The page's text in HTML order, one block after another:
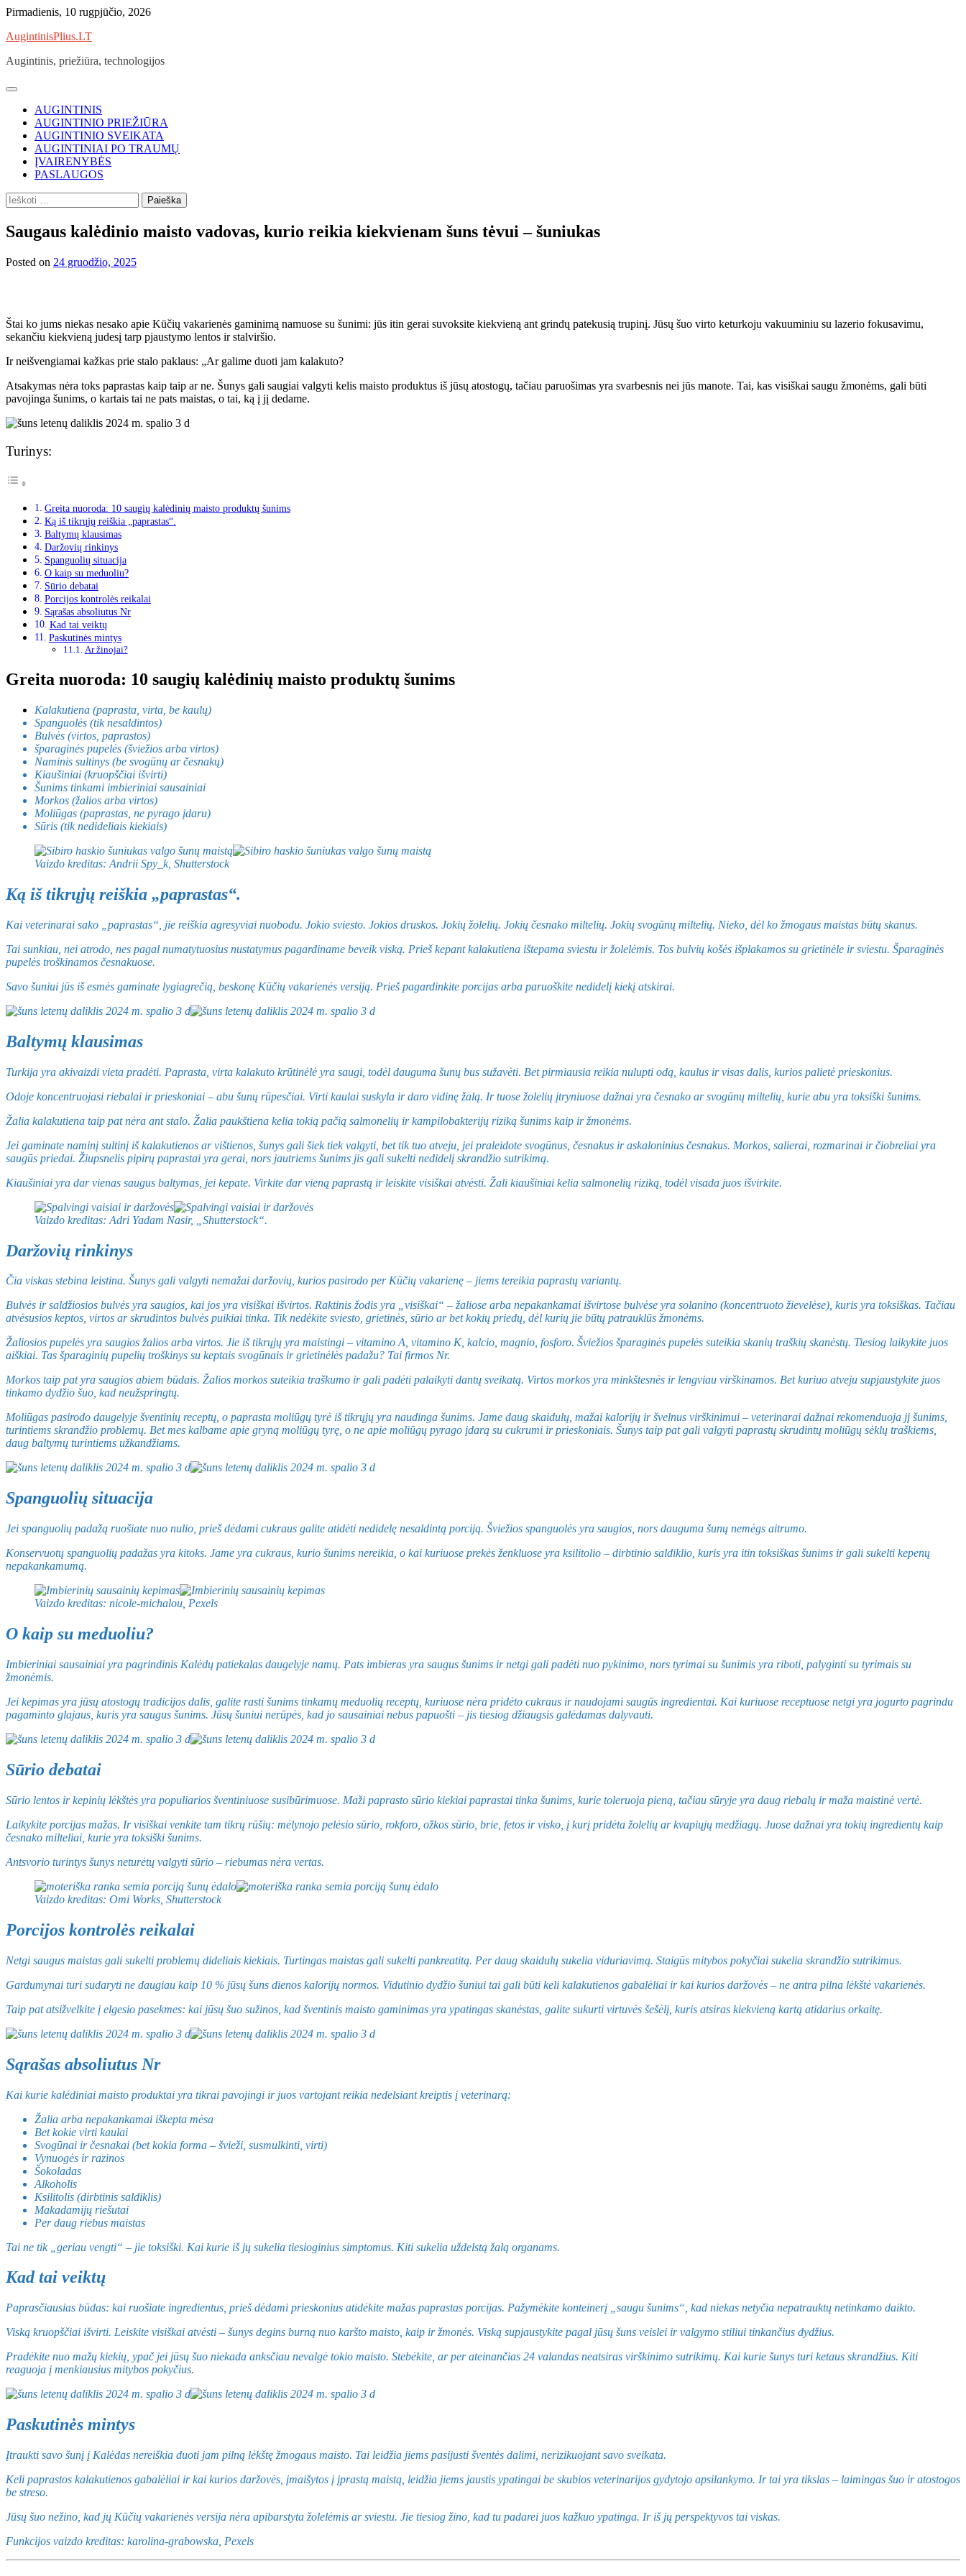
Skip
content
Pirmadienis, 10 rugpjūčio, 2026
AugintinisPlius.LT
Augintinis, priežiūra, technologijos
AUGINTINIS
AUGINTINIO PRIEŽIŪRA
AUGINTINIO SVEIKATA
AUGINTINIAI PO TRAUMŲ
ĮVAIRENYBĖS
PASLAUGOS
Ieškoti:
Saugaus kalėdinio maisto vadovas, kurio reikia kiekvienam šuns tėvui – šuniukas
Posted on 24 gruodžio, 2025
Štai ko jums niekas nesako apie Kūčių vakarienės gaminimą namuose su šunimi: jūs itin gerai suvoksite kiekvieną ant grindų patekusią trupinį. Jūsų šuo virto keturkoju vakuuminiu su lazerio fokusavimu,
sekančiu kiekvieną judesį tarp pjaustymo lentos ir stalviršio.
Ir neišvengiamai kažkas prie stalo paklaus: „Ar galime duoti jam kalakuto?
Atsakymas nėra toks paprastas kaip taip ar ne. Šunys gali saugiai valgyti kelis maisto produktus iš jūsų atostogų, tačiau paruošimas yra svarbesnis nei jūs manote. Tai, kas visiškai saugu žmonėms, gali būti
pavojinga šunims, o kartais tai ne pats maistas, o tai, ką į jį dedame.
Turinys:
Greita nuoroda: 10 saugių kalėdinių maisto produktų šunims
Ką iš tikrųjų reiškia „paprastas“.
Baltymų klausimas
Daržovių rinkinys
Spanguolių situacija
O kaip su meduoliu?
Sūrio debatai
Porcijos kontrolės reikalai
Sąrašas absoliutus Nr
Kad tai veiktų
Paskutinės mintys
Ar žinojai?
Greita nuoroda: 10 saugių kalėdinių maisto produktų šunims
Kalakutiena (paprasta, virta, be kaulų)
Spanguolės (tik nesaldintos)
Bulvės (virtos, paprastos)
šparaginės pupelės (šviežios arba virtos)
Naminis sultinys (be svogūnų ar česnakų)
Kiaušiniai (kruopščiai išvirti)
Šunims tinkami imbieriniai sausainiai
Morkos (žalios arba virtos)
Moliūgas (paprastas, ne pyrago įdaru)
Sūris (tik nedideliais kiekiais)
Vaizdo kreditas: Andrii Spy_k, Shutterstock
Ką iš tikrųjų reiškia „paprastas“.
Kai veterinarai sako „paprastas“, jie reiškia agresyviai nuobodu. Jokio sviesto. Jokios druskos. Jokių žolelių. Jokių česnako miltelių. Jokių svogūnų miltelių. Nieko, dėl ko žmogaus maistas būtų skanus.
Tai sunkiau, nei atrodo, nes pagal numatytuosius nustatymus pagardiname beveik viską. Prieš kepant kalakutiena ištepama sviestu ir žolelėmis. Tos bulvių košės išplakamos su grietinėle ir sviestu. Šparaginės
pupelės troškinamos česnakuose.
Savo šuniui jūs iš esmės gaminate lygiagrečią, beskonę Kūčių vakarienės versiją. Prieš pagardinkite porcijas arba paruoškite nedidelį kiekį atskirai.
Baltymų klausimas
Turkija yra akivaizdi vieta pradėti. Paprasta, virta kalakuto krūtinėlė yra saugi, todėl dauguma šunų bus sužavėti. Bet pirmiausia reikia nulupti odą, kaulus ir visas dalis, kurios palietė prieskonius.
Odoje koncentruojasi riebalai ir prieskoniai – abu šunų rūpesčiai. Virti kaulai suskyla ir daro vidinę žalą. Ir tuose žolelių įtryniuose dažnai yra česnako ar svogūnų miltelių, kurie abu yra toksiški šunims.
Žalia kalakutiena taip pat nėra ant stalo. Žalia paukštiena kelia tokią pačią salmonelių ir kampilobakterijų riziką šunims kaip ir žmonėms.
Jei gaminate naminį sultinį iš kalakutienos ar vištienos, šunys gali šiek tiek valgyti, bet tik tuo atveju, jei praleidote svogūnus, česnakus ir askaloninius česnakus. Morkos, salierai, rozmarinai ir čiobreliai yra
saugūs priedai. Žiupsnelis pipirų paprastai yra gerai, nors jautriems šunims jis gali sukelti nedidelį skrandžio sutrikimą.
Kiaušiniai yra dar vienas saugus baltymas, jei kepate. Virkite dar vieną paprastą ir leiskite visiškai atvėsti. Žali kiaušiniai kelia salmonelių riziką, todėl visada juos išvirkite.
Vaizdo kreditas: Adri Yadam Nasir, „Shutterstock“.
Daržovių rinkinys
Čia viskas stebina leistina. Šunys gali valgyti nemažai daržovių, kurios pasirodo per Kūčių vakarienę – jiems tereikia paprastų variantų.
Bulvės ir saldžiosios bulvės yra saugios, kai jos yra visiškai išvirtos. Raktinis žodis yra „visiškai“ – žaliose arba nepakankamai išvirtose bulvėse yra solanino (koncentruoto žievelėse), kuris yra toksiškas. Tačiau
atvėsusios keptos, virtos ar skrudintos bulvės puikiai tinka. Tik nedėkite sviesto, grietinės, sūrio ar bet kokių priedų, dėl kurių jie būtų patrauklūs žmonėms.
Žaliosios pupelės yra saugios žalios arba virtos. Jie iš tikrųjų yra maistingi – vitamino A, vitamino K, kalcio, magnio, fosforo. Šviežios šparaginės pupelės suteikia skanių traškių skanėstų. Tiesiog laikykite juos
aiškiai. Tas šparaginių pupelių troškinys su keptais svogūnais ir grietinėlės padažu? Tai firmos Nr.
Morkos taip pat yra saugios abiem būdais. Žalios morkos suteikia traškumo ir gali padėti palaikyti dantų sveikatą. Virtos morkos yra minkštesnės ir lengviau virškinamos. Bet kuriuo atveju supjaustykite juos
tinkamo dydžio šuo, kad neužspringtų.
Moliūgas pasirodo daugelyje šventinių receptų, o paprasta moliūgų tyrė iš tikrųjų yra naudinga šunims. Jame daug skaidulų, mažai kalorijų ir švelnus virškinimui – veterinarai dažnai rekomenduoja jį šunims,
turintiems skrandžio problemų. Bet mes kalbame apie gryną moliūgų tyrę, o ne apie moliūgų pyrago įdarą su cukrumi ir prieskoniais. Šunys taip pat gali valgyti paprastų skrudintų moliūgų sėklų traškiems,
daug baltymų turintiems užkandžiams.
Spanguolių situacija
Jei spanguolių padažą ruošiate nuo nulio, prieš dėdami cukraus galite atidėti nedidelę nesaldintą porciją. Šviežios spanguolės yra saugios, nors dauguma šunų nemėgs aitrumo.
Konservuotų spanguolių padažas yra kitoks. Jame yra cukraus, kurio šunims nereikia, o kai kuriuose prekės ženkluose yra ksilitolio – dirbtinio saldiklio, kuris yra itin toksiškas šunims ir gali sukelti kepenų
nepakankamumą.
Vaizdo kreditas: nicole-michalou, Pexels
O kaip su meduoliu?
Imbieriniai sausainiai yra pagrindinis Kalėdų patiekalas daugelyje namų. Pats imbieras yra saugus šunims ir netgi gali padėti nuo pykinimo, nors tyrimai su šunimis yra riboti, palyginti su tyrimais su
žmonėmis.
Jei kepimas yra jūsų atostogų tradicijos dalis, galite rasti šunims tinkamų meduolių receptų, kuriuose nėra pridėto cukraus ir naudojami saugūs ingredientai. Kai kuriuose receptuose netgi yra jogurto pagrindu
pagaminto glajaus, kuris yra saugus šunims. Jūsų šuniui nerūpės, kad jo sausainiai nebus papuošti – jis tiesiog džiaugsis galėdamas dalyvauti.
Sūrio debatai
Sūrio lentos ir kepinių lėkštės yra populiarios šventiniuose susibūrimuose. Maži paprasto sūrio kiekiai paprastai tinka šunims, kurie toleruoja pieną, tačiau sūryje yra daug riebalų ir maža maistinė vertė.
Laikykite porcijas mažas. Ir visiškai venkite tam tikrų rūšių: mėlynojo pelėsio sūrio, rokforo, ožkos sūrio, brie, fetos ir visko, į kurį pridėta žolelių ar kvapiųjų medžiagų. Juose dažnai yra tokių ingredientų kaip
česnako milteliai, kurie yra toksiški šunims.
Antsvorio turintys šunys neturėtų valgyti sūrio – riebumas nėra vertas.
Vaizdo kreditas: Omi Works, Shutterstock
Porcijos kontrolės reikalai
Netgi saugus maistas gali sukelti problemų dideliais kiekiais. Turtingas maistas gali sukelti pankreatitą. Per daug skaidulų sukelia viduriavimą. Staigūs mitybos pokyčiai sukelia skrandžio sutrikimus.
Gardumynai turi sudaryti ne daugiau kaip 10 % jūsų šuns dienos kalorijų normos. Vidutinio dydžio šuniui tai gali būti keli kalakutienos gabalėliai ir kai kurios daržovės – ne antra pilna lėkštė vakarienės.
Taip pat atsižvelkite į elgesio pasekmes: kai jūsų šuo sužinos, kad šventinis maisto gaminimas yra ypatingas skanėstas, galite sukurti virtuvės šešėlį, kuris atsiras kiekvieną kartą atidarius orkaitę.
Sąrašas absoliutus Nr
Kai kurie kalėdiniai maisto produktai yra tikrai pavojingi ir juos vartojant reikia nedelsiant kreiptis į veterinarą:
Žalia arba nepakankamai iškepta mėsa
Bet kokie virti kaulai
Svogūnai ir česnakai (bet kokia forma – švieži, susmulkinti, virti)
Vynuogės ir razinos
Šokoladas
Alkoholis
Ksilitolis (dirbtinis saldiklis)
Makadamijų riešutai
Per daug riebus maistas
Tai ne tik „geriau vengti“ – jie toksiški. Kai kurie iš jų sukelia tiesioginius simptomus. Kiti sukelia uždelstą žalą organams.
Kad tai veiktų
Paprasčiausias būdas: kai ruošiate ingredientus, prieš dėdami prieskonius atidėkite mažas paprastas porcijas. Pažymėkite konteinerį „saugu šunims“, kad niekas netyčia nepatrauktų netinkamo daikto.
Viską kruopščiai išvirti. Leiskite visiškai atvėsti – šunys degins burną nuo karšto maisto, kaip ir žmonės. Viską supjaustykite pagal jūsų šuns veislei ir valgymo stiliui tinkančius dydžius.
Pradėkite nuo mažų kiekių, ypač jei jūsų šuo niekada anksčiau nevalgė tokio maisto. Stebėkite, ar per ateinančias 24 valandas neatsiras virškinimo sutrikimų. Kai kurie šunys turi ketaus skrandžius. Kiti
reaguoja į menkiausius mitybos pokyčius.
Paskutinės mintys
Įtraukti savo šunį į Kalėdas nereiškia duoti jam pilną lėkštę žmogaus maisto. Tai leidžia jiems pasijusti šventės dalimi, nerizikuojant savo sveikata.
Keli paprastos kalakutienos gabalėliai ir kai kurios daržovės, įmaišytos į įprastą maistą, leidžia jiems jaustis ypatingai be skubios veterinarijos gydytojo apsilankymo. Ir tai yra tikslas – laimingas šuo ir atostogos
be streso.
Jūsų šuo nežino, kad jų Kūčių vakarienės versija nėra apibarstyta žolelėmis ar sviestu. Jie tiesiog žino, kad tu padarei juos kažkuo ypatinga. Ir iš jų perspektyvos tai viskas.
Funkcijos vaizdo kreditas: karolina-grabowska, Pexels